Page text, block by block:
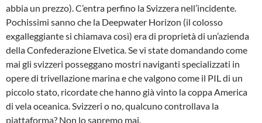
abbia un prezzo). C’entra perfino la Svizzera nell’incidente.
Pochissimi sanno che la Deepwater Horizon (il colosso
exgalleggiante si chiamava così) era di proprietà di un’azienda
della Confederazione Elvetica. Se vi state domandando come
mai gli svizzeri posseggano mostri naviganti specializzati in
opere di trivellazione marina e che valgono come il PIL di un
piccolo stato, ricordate che hanno già vinto la coppa America
di vela oceanica. Svizzeri o no, qualcuno controllava la
piattaforma? Non lo sapremo mai.